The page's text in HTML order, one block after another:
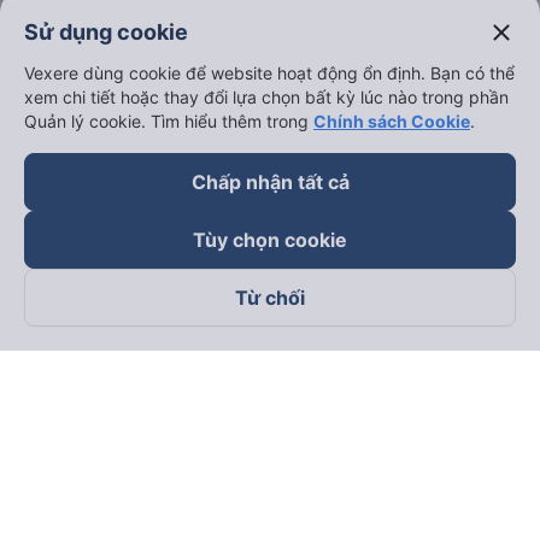
Theo dõi chúng tôi trên
Sử dụng cookie close
Vexere dùng cookie để website hoạt động ổn định. Bạn có thể
xem chi tiết hoặc thay đổi lựa chọn bất kỳ lúc nào trong phần
Quản lý cookie. Tìm hiểu thêm trong Chính sách Cookie.
Chấp nhận tất cả
Tùy chọn cookie
Từ chối